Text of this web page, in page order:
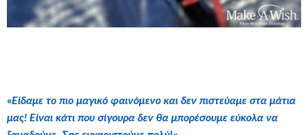
«Είδαμε το πιο μαγικό φαινόμενο και δεν πιστεύαμε στα μάτια
μας! Είναι κάτι που σίγουρα δεν θα μπορέσουμε εύκολα να